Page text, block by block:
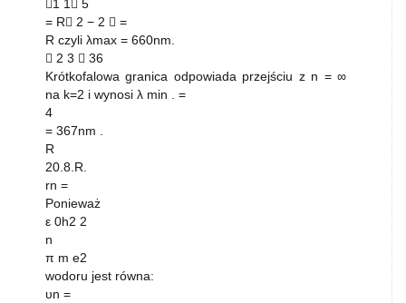
1 1 5
= R 2 − 2  =
R czyli λmax = 660nm.
 2 3  36
Krótkofalowa granica odpowiada przejściu z n = ∞
na k=2 i wynosi λ min . =
4
= 367nm .
R
20.8.R.
rn =
Ponieważ
ε 0h2 2
n
π m e2
wodoru jest równa:
υn =